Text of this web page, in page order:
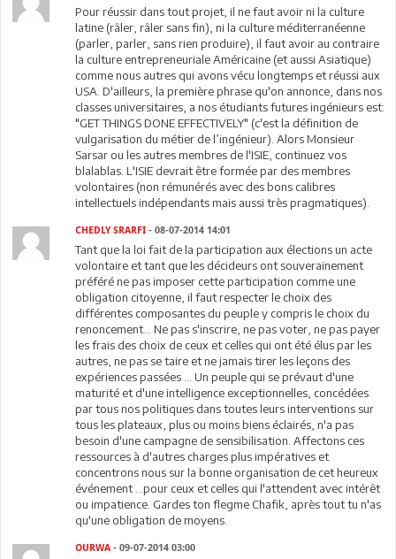
Pour réussir dans tout projet, il ne faut avoir ni la culture
latine (râler, râler sans fin), ni la culture méditerranéenne
(parler, parler, sans rien produire), il faut avoir au contraire
la culture entrepreneuriale Américaine (et aussi Asiatique)
comme nous autres qui avons vécu longtemps et réussi aux
USA. D'ailleurs, la première phrase qu'on annonce, dans nos
classes universitaires, a nos étudiants futures ingénieurs est:
"GET THINGS DONE EFFECTIVELY" (c'est la définition de
vulgarisation du métier de l’ingénieur). Alors Monsieur
Sarsar ou les autres membres de l'ISIE, continuez vos
blalablas. L'ISIE devrait être formée par des membres
volontaires (non rémunérés avec des bons calibres
intellectuels indépendants mais aussi très pragmatiques).
CHEDLY SRARFI - 08-07-2014 14:01
Tant que la loi fait de la participation aux élections un acte
volontaire et tant que les décideurs ont souverainement
préféré ne pas imposer cette participation comme une
obligation citoyenne, il faut respecter le choix des
différentes composantes du peuple y compris le choix du
renoncement... Ne pas s'inscrire, ne pas voter, ne pas payer
les frais des choix de ceux et celles qui ont été élus par les
autres, ne pas se taire et ne jamais tirer les leçons des
expériences passées ... Un peuple qui se prévaut d'une
maturité et d'une intelligence exceptionnelles, concédées
par tous nos politiques dans toutes leurs interventions sur
tous les plateaux, plus ou moins biens éclairés, n'a pas
besoin d'une campagne de sensibilisation. Affectons ces
ressources à d'autres charges plus impératives et
concentrons nous sur la bonne organisation de cet heureux
événement ...pour ceux et celles qui l'attendent avec intérêt
ou impatience. Gardes ton flegme Chafik, après tout tu n'as
qu'une obligation de moyens.
OURWA - 09-07-2014 03:00